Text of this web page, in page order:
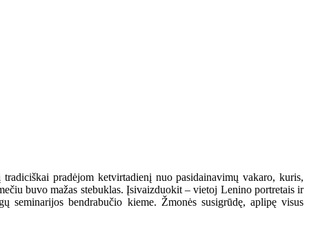
pradėjom ketvirtadienį nuo pasidainavimų vakaro, kuris,
buvo mažas stebuklas. Įsivaizduokit – vietoj Lenino portretais ir
seminarijos bendrabučio kieme. Žmonės susigrūdę, aplipę visus